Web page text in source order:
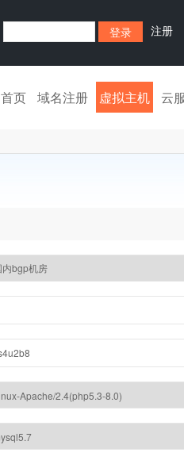
注册
首页 域名注册 虚拟主机 云